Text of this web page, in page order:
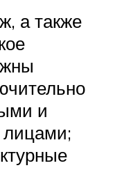
а также
и